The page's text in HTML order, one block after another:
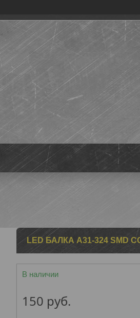
LED БАЛКА A31-324 SMD
В наличии
150 руб.